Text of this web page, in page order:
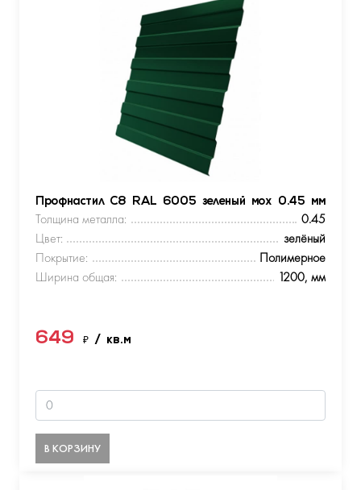
Профнастил С8 RAL 6005 зеленый мох 0.45 мм
Толщина металла:
0.45
Цвет:
зелёный
Покрытие:
Полимерное
Ширина общая:
1200, мм
649 ₽ / кв.м
В КОРЗИНУ